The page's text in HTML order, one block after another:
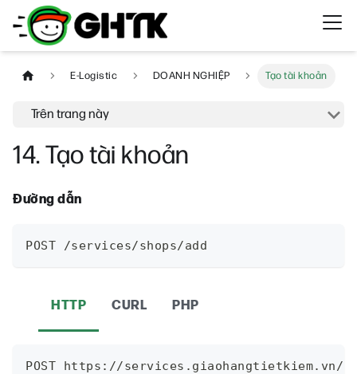
E-Logistic DOANH NGHIỆP Tạo tài khoản
Trên trang này
14. Tạo tài khoản
Đường dẫn
POST /services/shops/add
HTTP CURL PHP
POST https://services.giaohangtietkiem.vn/